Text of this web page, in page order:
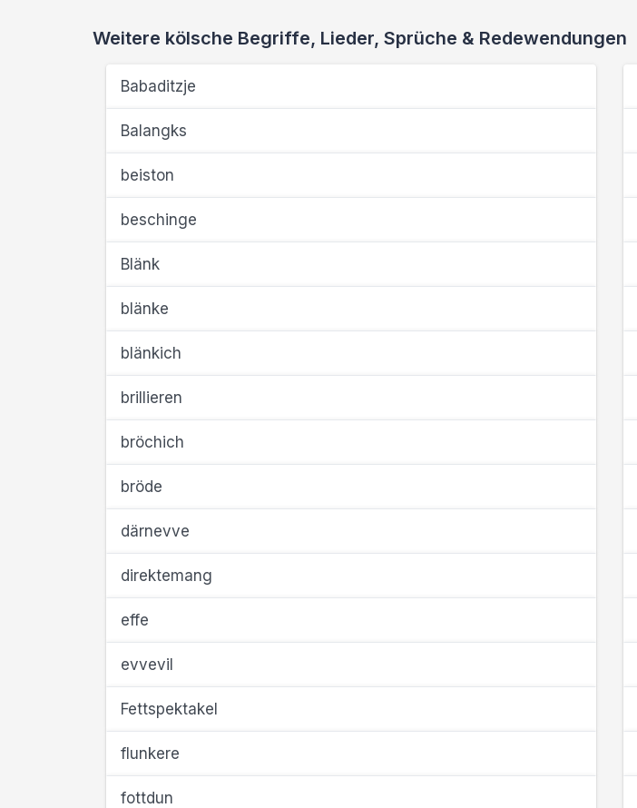
Weitere kölsche Begriffe, Lieder, Sprüche & Redewendungen
Babaditzje
Balangks
beiston
beschinge
Blänk
blänke
blänkich
brillieren
bröchich
bröde
därnevve
direktemang
effe
evvevil
Fettspektakel
flunkere
fottdun